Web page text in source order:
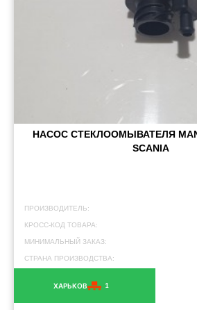
НАСОС СТЕКЛООМЫВАТЕЛЯ MAN
SCANIA
ПРОИЗВОДИТЕЛЬ:
КРОСС-КОД ТОВАРА:
МИНИМАЛЬНЫЙ ЗАКАЗ:
СТРАНА ПРОИЗВОДСТВА:
ХАРЬКОВ 1